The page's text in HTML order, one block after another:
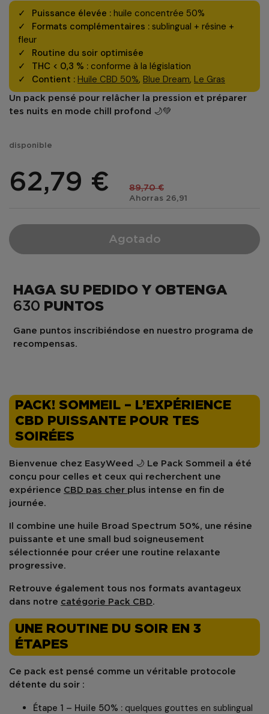
Puissance élevée : huile concentrée 50%
Formats complémentaires : sublingual + résine +
fleur
Routine du soir optimisée
THC < 0,3 % : conforme à la législation
Contient : Huile CBD 50%, Blue Dream, Le Gras
Un pack pensé pour relâcher la pression et préparer
tes nuits en mode chill profond 🌙💚
disponible
62,79 € 89,70 €
Ahorras 26,91
Agotado
HAGA SU PEDIDO Y OBTENGA
630 PUNTOS
Gane puntos inscribiéndose en nuestro programa de
recompensas.
PACK! SOMMEIL – L’EXPÉRIENCE
CBD PUISSANTE POUR TES
SOIRÉES
Bienvenue chez EasyWeed 🌙 Le Pack Sommeil
a été
conçu pour celles et ceux qui recherchent une
expérience CBD pas cher plus intense en fin de
journée.
Il combine une huile Broad Spectrum 50%, une résine
puissante et une small bud soigneusement
sélectionnée pour créer une routine relaxante
progressive.
Retrouve également tous nos formats avantageux
dans notre catégorie Pack CBD.
UNE ROUTINE DU SOIR EN 3
ÉTAPES
Ce pack est pensé comme un véritable protocole
détente du soir :
Étape 1 – Huile 50% : quelques gouttes en sublingual